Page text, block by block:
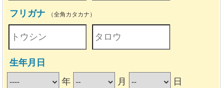
フリガナ （全角カタカナ）
生年月日
年
月 日